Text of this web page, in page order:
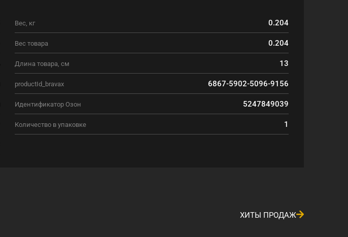
Вес, кг 0.204
Вес товара 0.204
Длина товара, см 13
productId_bravax 6867-5902-5096-9156
Идентификатор Озон 5247849039
Количество в упаковке 1
ХИТЫ ПРОДАЖ